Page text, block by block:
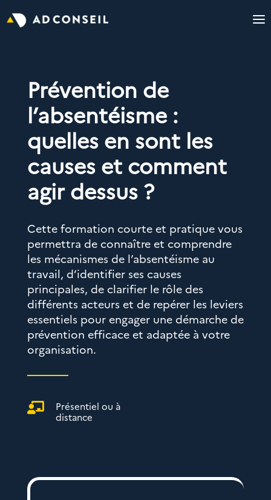
Prévention de
l’absentéisme :
quelles en sont les
causes et comment
agir dessus ?
Cette formation courte et pratique vous
permettra de connaître et comprendre
les mécanismes de l’absentéisme au
travail, d’identifier ses causes
principales, de clarifier le rôle des
différents acteurs et de repérer les leviers
essentiels pour engager une démarche de
prévention efficace et adaptée à votre
organisation.

Présentiel ou à
distance